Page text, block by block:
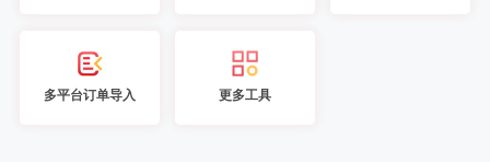
多平台订单导入 更多工具